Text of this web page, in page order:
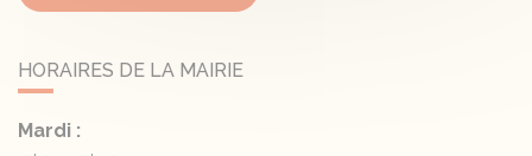
HORAIRES DE LA MAIRIE
Mardi :